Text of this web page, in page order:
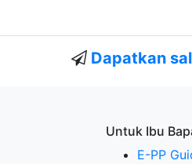
Dapatkan
Untuk Ibu
E-PP